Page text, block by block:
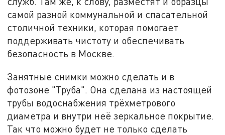
самой разной коммунальной и спасательной
столичной техники, которая помогает
поддерживать чистоту и обеспечивать
безопасность в Москве.
Занятные снимки можно сделать и в
фотозоне "Труба". Она сделана из настоящей
трубы водоснабжения трёхметрового
диаметра и внутри неё зеркальное покрытие.
Так что можно будет не только сделать